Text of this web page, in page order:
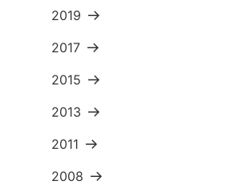
2019
2017
2015
2013
2011
2008